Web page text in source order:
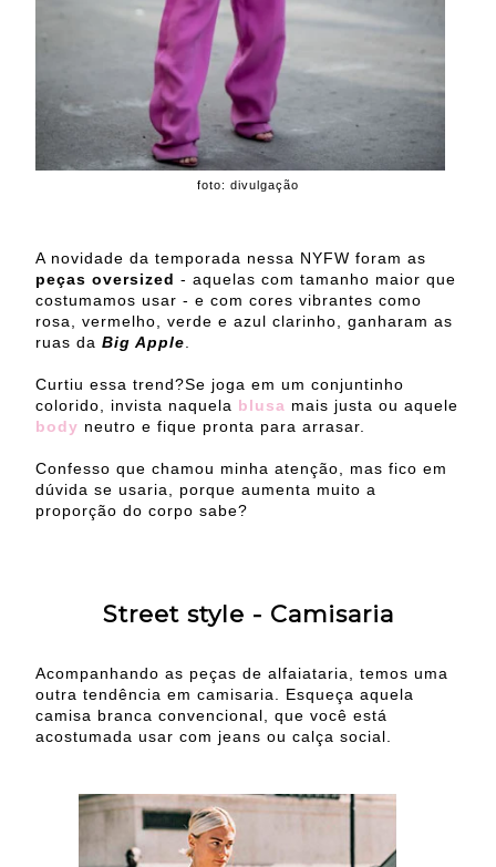
foto: divulgação
A novidade da temporada nessa NYFW foram as
peças oversized - aquelas com tamanho maior que
costumamos usar - e com cores vibrantes como
rosa, vermelho, verde e azul clarinho, ganharam as
ruas da Big Apple
Curtiu essa trend?Se joga em um conjuntinho
colorido, invista naquela blusa mais justa ou aquele
body neutro e fique pronta para arrasar.
Confesso que chamou minha atenção, mas fico em
dúvida se usaria, porque aumenta muito a
proporção do corpo sabe?
Street style - Camisaria
Acompanhando as peças de alfaiataria, temos uma
outra tendência em camisaria. Esqueça aquela
camisa branca convencional, que você está
acostumada usar com jeans ou calça social.